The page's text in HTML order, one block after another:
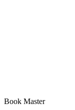
Book Master